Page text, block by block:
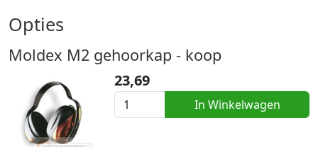
Opties
Moldex M2 gehoorkap - koop
23,69
In Winkelwagen